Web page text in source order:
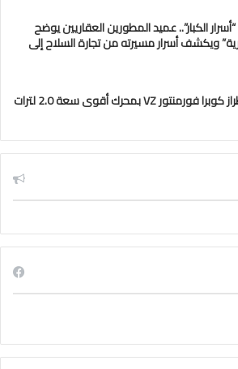
الكبار”.. عميد المطورين العقاريين يوضح
ويكشف أسرار مسيرته من تجارة السلاح إلى
“كيان إيچيبت ” تَطرح الطراز كوبرا فورمنتور VZ بمحرك أقوى سعة 2.0 لترات